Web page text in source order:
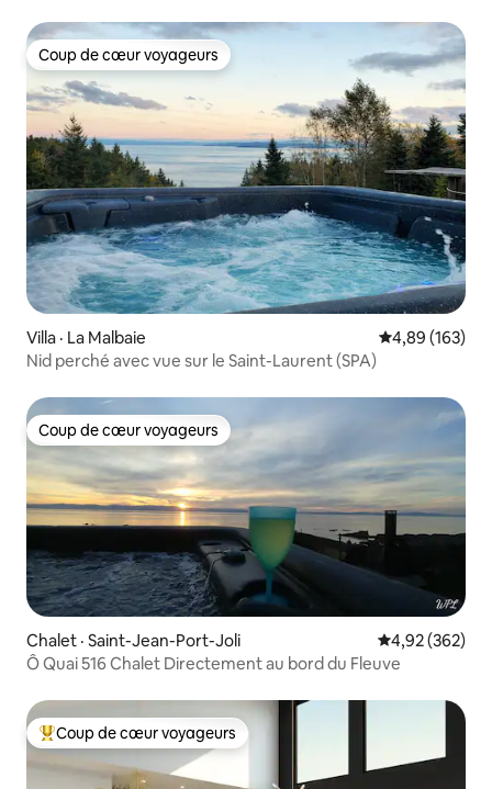
Coup de cœur voyageurs
Coup de cœur voyageurs
Villa · La Malbaie Note
4,89 (163)
Nid perché avec vue sur le Saint-Laurent (SPA)
Coup de cœur voyageurs
Coup de cœur voyageurs
Chalet · Saint-Jean-Port-Joli Note
4,92 (362)
Ô Quai 516 Chalet Directement au bord du Fleuve
Coup de cœur voyageurs parmi les plus aimés
Coup de cœur voyageurs